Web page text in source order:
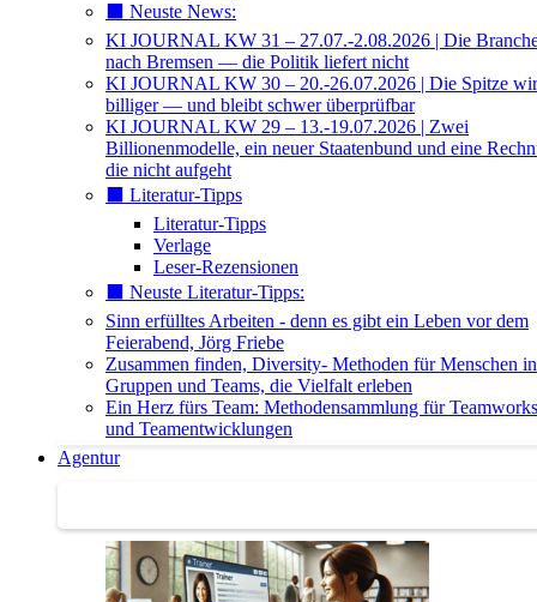
⬛️ Neuste News:
KI JOURNAL KW 31 – 27.07.-2.08.2026 | Die
nach Bremsen — die Politik liefert nicht
KI JOURNAL KW 30 – 20.-26.07.2026 | Die Spitze
billiger — und bleibt schwer überprüfbar
KI JOURNAL KW 29 – 13.-19.07.2026 | Zwei
Billionenmodelle, ein neuer Staatenbund und eine
die nicht aufgeht
⬛️ Literatur-Tipps
Literatur-Tipps
Verlage
Leser-Rezensionen
⬛️ Neuste Literatur-Tipps:
Sinn erfülltes Arbeiten - denn es gibt ein Leben vor dem
Feierabend, Jörg Friebe
Zusammen finden, Diversity- Methoden für Menschen in
Gruppen und Teams, die Vielfalt erleben
Ein Herz fürs Team: Methodensammlung für
und Teamentwicklungen
Agentur